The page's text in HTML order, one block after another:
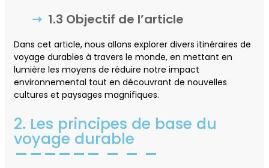
1.3 Objectif de l’article
Dans cet article, nous allons explorer divers itinéraires de
voyage durables à travers le monde, en mettant en
lumière les moyens de réduire notre impact
environnemental tout en découvrant de nouvelles
cultures et paysages magnifiques.
2. Les principes de base du
voyage durable